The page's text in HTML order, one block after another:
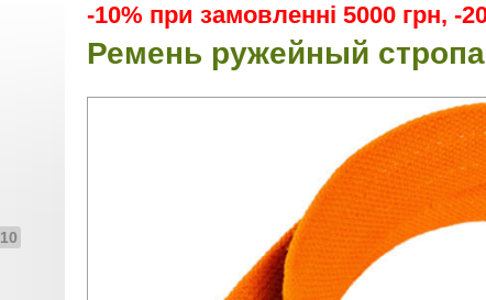
10
-10% при замовленні 5000 грн, -
Ремень ружейный